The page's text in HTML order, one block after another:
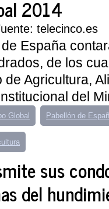
2014
telecinco.es
España
de los
de Agricultura,
del
Global Pabellón de
sus
del